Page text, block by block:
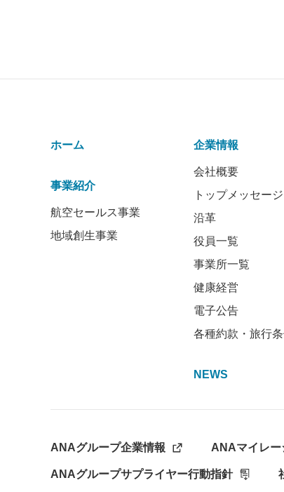
ホーム
事業紹介
航空セールス事業
地域創生事業
企業情報
会社概要
トップメッセージ
沿革
役員一覧
事業所一覧
健康経営
電子公告
各種約款・旅行
NEWS
ANAグループ企業情報 ANAマイレー
ANAグループサプライヤー行動指針